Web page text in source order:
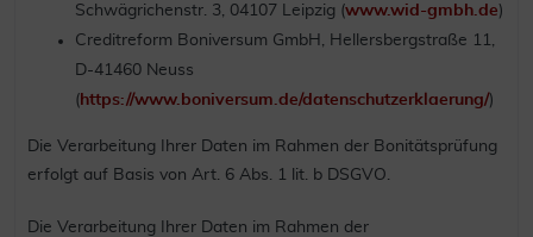
Schwägrichenstr. 3, 04107 Leipzig (www.wid-gmbh.de)
Creditreform Boniversum GmbH, Hellersbergstraße 11,
D-41460 Neuss
( https://www.boniversum.de/datenschutzerklaerung/)
Die Verarbeitung Ihrer Daten im Rahmen der Bonitätsprüfung
erfolgt auf Basis von Art. 6 Abs. 1 lit. b DSGVO.
Die Verarbeitung Ihrer Daten im Rahmen der